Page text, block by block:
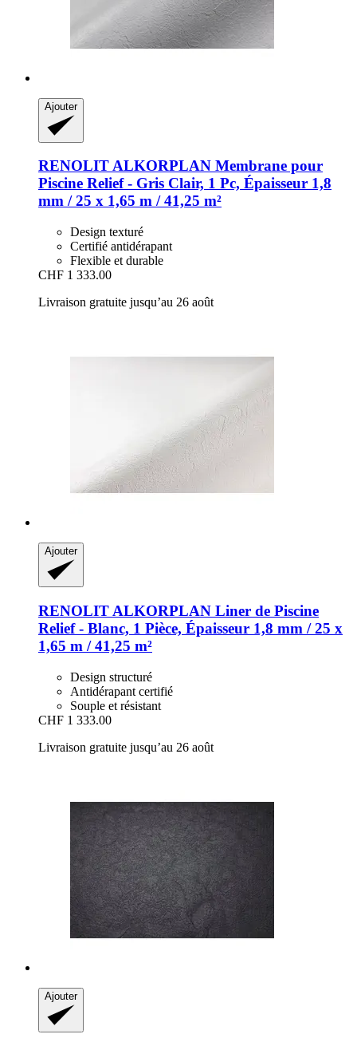
Ajouter
RENOLIT ALKORPLAN Membrane pour
Piscine Relief -​ Gris Clair, 1 Pc, Épaisseur 1,8
mm / 25 x 1,65 m / 41,25 m²
Design texturé
Certifié antidérapant
Flexible et durable
CHF 1 333.00
Livraison gratuite jusqu’au 26 août
Ajouter
RENOLIT ALKORPLAN Liner de Piscine
Relief -​ Blanc, 1 Pièce, Épaisseur 1,8 mm / 25 x
1,65 m / 41,25 m²
Design structuré
Antidérapant certifié
Souple et résistant
CHF 1 333.00
Livraison gratuite jusqu’au 26 août
Ajouter